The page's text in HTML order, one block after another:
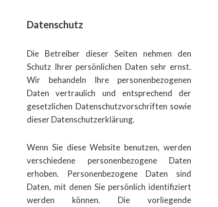
​​​Datenschutz
Die Betreiber dieser Seiten nehmen den
Schutz Ihrer pers​önlichen Daten sehr ernst.
Wir behandeln Ihre personenbezogenen
Daten vertraulich und entsprechend der
gesetzlichen Datenschutzvorschriften sowie
dieser Datenschutzerkl​ärung.
Wenn Sie diese Website benutzen, werden
verschiedene personenbezogene Daten
erhoben. Personenbezogene Daten sind
Daten, mit denen Sie pers​önlich identifiziert
werden k​önnen. Die vorliegende